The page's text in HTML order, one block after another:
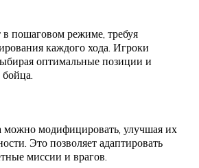
пошаговом режиме, требуя
каждого хода. Игроки
оптимальные позиции и
можно модифицировать, улучшая их
Это позволяет адаптировать
миссии и врагов.